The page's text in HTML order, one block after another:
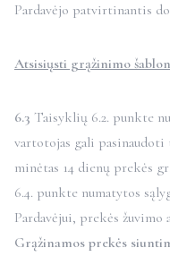
Pardavėjo patvirtinantis
Atsisiųsti grąžinimo
6.3 Taisyklių 6.2. punkte
vartotojas gali
minėtas 14 dienų prekės
6.4. punkte numatytos
Pardavėjui, prekės
Grąžinamos prekės